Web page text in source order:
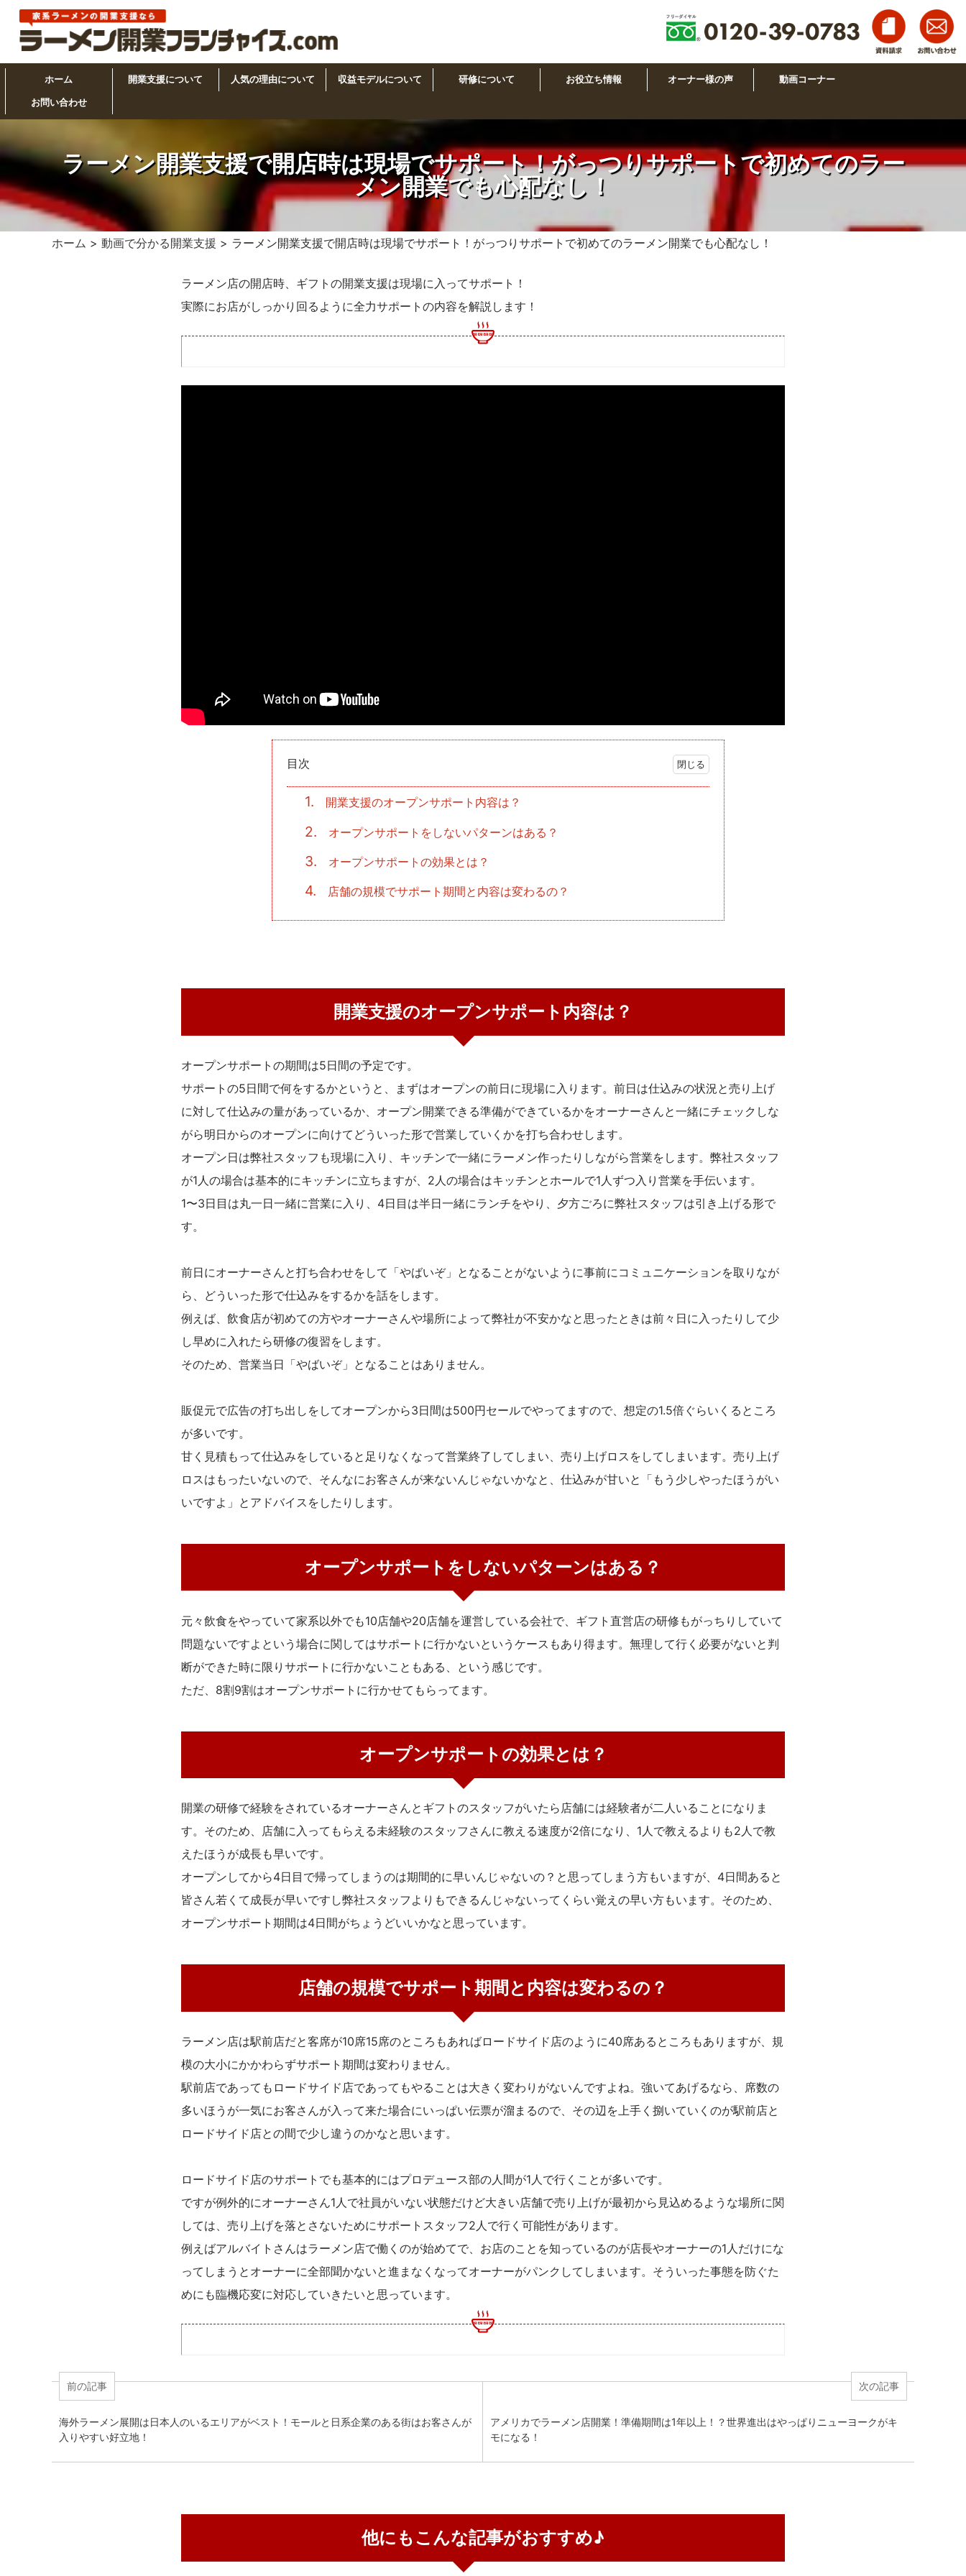
ホーム 開業支援について 人気の理由について 収益モデルについて 研修について お役立ち情報 オーナー様の声 動画コーナー
お問い合わせ
ラーメン開業支援で開店時は現場でサポート！がっつりサポートで初めてのラー
メン開業でも心配なし！
ホーム > 動画で分かる開業支援 > ラーメン開業支援で開店時は現場でサポート！がっつりサポートで初めてのラーメン開業でも心配なし！
ラーメン店の開店時、ギフトの開業支援は現場に入ってサポート！
実際にお店がしっかり回るように全力サポートの内容を解説します！
目次
1. 開業支援のオープンサポート内容は？
2. オープンサポートをしないパターンはある？
3. オープンサポートの効果とは？
4. 店舗の規模でサポート期間と内容は変わるの？
開業支援のオープンサポート内容は？
オープンサポートの期間は5日間の予定です。
サポートの5日間で何をするかというと、まずはオープンの前日に現場に入ります。前日は仕込みの状況と売り上げ
に対して仕込みの量があっているか、オープン開業できる準備ができているかをオーナーさんと一緒にチェックしな
がら明日からのオープンに向けてどういった形で営業していくかを打ち合わせします。
オープン日は弊社スタッフも現場に入り、キッチンで一緒にラーメン作ったりしながら営業をします。弊社スタッフ
が1人の場合は基本的にキッチンに立ちますが、2人の場合はキッチンとホールで1人ずつ入り営業を手伝います。
1〜3日目は丸一日一緒に営業に入り、4日目は半日一緒にランチをやり、夕方ごろに弊社スタッフは引き上げる形で
す。
前日にオーナーさんと打ち合わせをして「やばいぞ」となることがないように事前にコミュニケーションを取りなが
ら、どういった形で仕込みをするかを話をします。
例えば、飲食店が初めての方やオーナーさんや場所によって弊社が不安かなと思ったときは前々日に入ったりして少
し早めに入れたら研修の復習をします。
そのため、営業当日「やばいぞ」となることはありません。
販促元で広告の打ち出しをしてオープンから3日間は500円セールでやってますので、想定の1.5倍ぐらいくるところ
が多いです。
甘く見積もって仕込みをしていると足りなくなって営業終了してしまい、売り上げロスをしてしまいます。売り上げ
ロスはもったいないので、そんなにお客さんが来ないんじゃないかなと、仕込みが甘いと「もう少しやったほうがい
いですよ」とアドバイスをしたりします。
オープンサポートをしないパターンはある？
元々飲食をやっていて家系以外でも10店舗や20店舗を運営している会社で、ギフト直営店の研修もがっちりしていて
問題ないですよという場合に関してはサポートに行かないというケースもあり得ます。無理して行く必要がないと判
断ができた時に限りサポートに行かないこともある、という感じです。
ただ、8割9割はオープンサポートに行かせてもらってます。
オープンサポートの効果とは？
開業の研修で経験をされているオーナーさんとギフトのスタッフがいたら店舗には経験者が二人いることになりま
す。そのため、店舗に入ってもらえる未経験のスタッフさんに教える速度が2倍になり、1人で教えるよりも2人で教
えたほうが成長も早いです。
オープンしてから4日目で帰ってしまうのは期間的に早いんじゃないの？と思ってしまう方もいますが、4日間あると
皆さん若くて成長が早いですし弊社スタッフよりもできるんじゃないってくらい覚えの早い方もいます。そのため、
オープンサポート期間は4日間がちょうどいいかなと思っています。
店舗の規模でサポート期間と内容は変わるの？
ラーメン店は駅前店だと客席が10席15席のところもあればロードサイド店のように40席あるところもありますが、規
模の大小にかかわらずサポート期間は変わりません。
駅前店であってもロードサイド店であってもやることは大きく変わりがないんですよね。強いてあげるなら、席数の
多いほうが一気にお客さんが入って来た場合にいっぱい伝票が溜まるので、その辺を上手く捌いていくのが駅前店と
ロードサイド店との間で少し違うのかなと思います。
ロードサイド店のサポートでも基本的にはプロデュース部の人間が1人で行くことが多いです。
ですが例外的にオーナーさん1人で社員がいない状態だけど大きい店舗で売り上げが最初から見込めるような場所に関
しては、売り上げを落とさないためにサポートスタッフ2人で行く可能性があります。
例えばアルバイトさんはラーメン店で働くのが始めてで、お店のことを知っているのが店長やオーナーの1人だけにな
ってしまうとオーナーに全部聞かないと進まなくなってオーナーがパンクしてしまいます。そういった事態を防ぐた
めにも臨機応変に対応していきたいと思っています。
前の記事
海外ラーメン展開は日本人のいるエリアがベスト！モールと日系企業のある街はお客さんが
入りやすい好立地！
次の記事
アメリカでラーメン店開業！準備期間は1年以上！？世界進出はやっぱりニューヨークがキ
モになる！
他にもこんな記事がおすすめ♪